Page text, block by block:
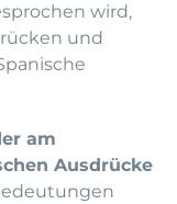
wird,
und
am
Ausdrücke